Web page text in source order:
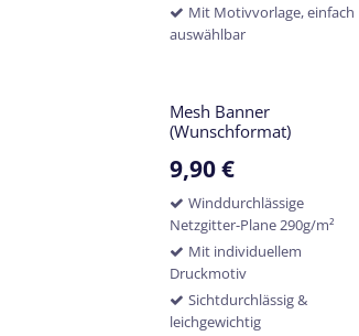
Mit Motivvorlage, einfach
auswählbar
Mesh Banner
(Wunschformat)
9,90€
Winddurchlässige
Netzgitter-Plane 290g/m²
Mit individuellem
Druckmotiv
Sichtdurchlässig &
leichgewichtig